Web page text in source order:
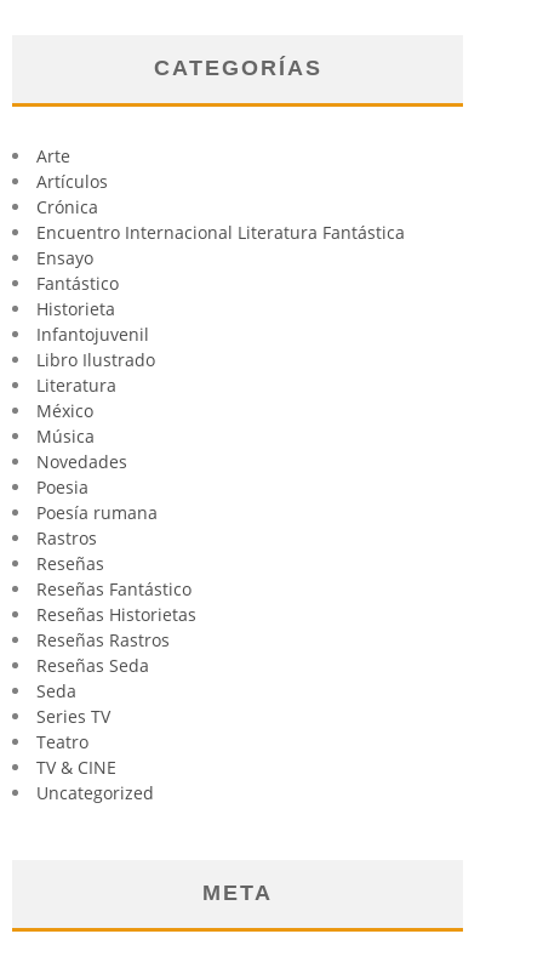
CATEGORÍAS
Arte
Artículos
Crónica
Encuentro Internacional Literatura Fantástica
Ensayo
Fantástico
Historieta
Infantojuvenil
Libro Ilustrado
Literatura
México
Música
Novedades
Poesia
Poesía rumana
Rastros
Reseñas
Reseñas Fantástico
Reseñas Historietas
Reseñas Rastros
Reseñas Seda
Seda
Series TV
Teatro
TV & CINE
Uncategorized
META